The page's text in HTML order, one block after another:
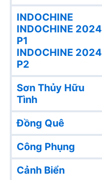
INDOCHINE
INDOCHINE 2024
P1
INDOCHINE 2024
P2
Sơn Thủy Hữu
Tình
Đồng Quê
Công Phụng
Cảnh Biển